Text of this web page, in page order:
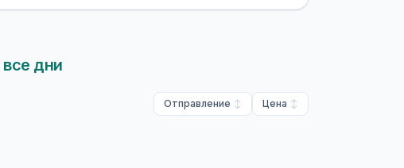
все дни
Отправление Цена